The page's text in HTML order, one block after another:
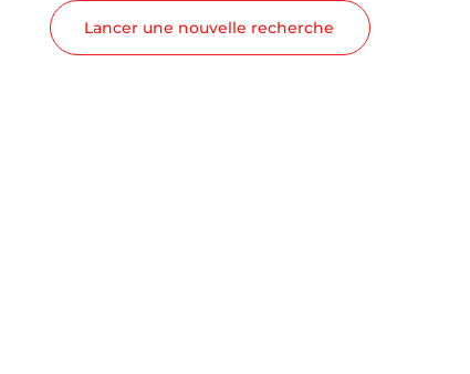
Lancer une nouvelle recherche